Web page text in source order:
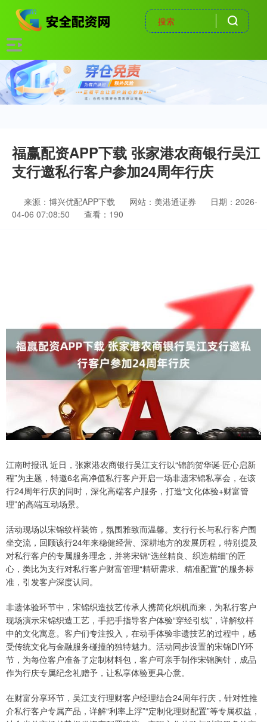
福赢配资APP下载 张家港农商银行吴江
支行邀私行客户参加24周年行庆
来源：博兴优配APP下载 网站：美港通证券
日期：2026-
04-06 07:08:50
查看：190
江南时报讯 近日，张家港农商银行吴江支行以“锦韵贺华诞·匠心启新
程”为主题，特邀6名高净值私行客户开启一场非遗宋锦私享会，在该
行24周年行庆的同时，深化高端客户服务，打造“文化体验+财富管
理”的高端互动场景。
活动现场以宋锦纹样装饰，氛围雅致而温馨。支行行长与私行客户围
坐交流，回顾该行24年来稳健经营、深耕地方的发展历程，特别提及
对私行客户的专属服务理念，并将宋锦“选丝精良、织造精细”的匠
心，类比为支行对私行客户财富管理“精研需求、精准配置”的服务标
准，引发客户深度认同。
非遗体验环节中，宋锦织造技艺传承人携简化织机而来，为私行客户
现场演示宋锦织造工艺，手把手指导客户体验“穿经引线”，详解纹样
中的文化寓意。客户们专注投入，在动手体验非遗技艺的过程中，感
受传统文化与金融服务碰撞的独特魅力。活动同步设置的宋锦DIY环
节，为每位客户准备了定制材料包，客户可亲手制作宋锦胸针，成品
作为行庆专属纪念礼赠予，让私享体验更具心意。
在财富分享环节，吴江支行理财客户经理结合24周年行庆，针对性推
介私行客户专属产品，详解“利率上浮”“定制化理财配置”等专属权益，